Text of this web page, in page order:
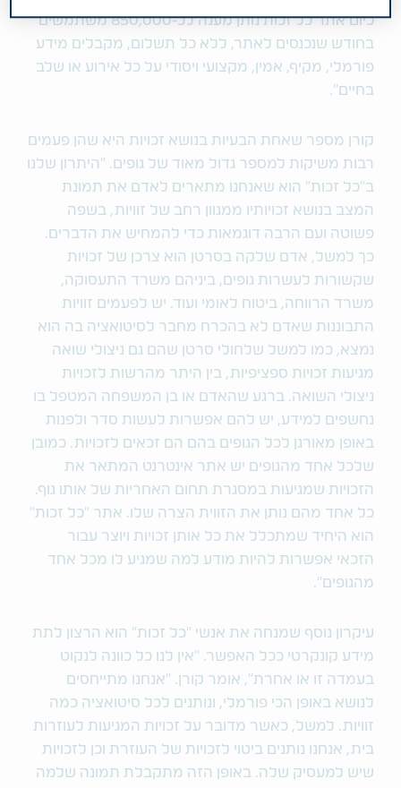
כיום אתר כל זכות נותן מענה לכ-850,000 משתמשים
בחודש שנכנסים לאתר, ללא כל תשלום, מקבלים מידע
פורמלי, מקיף, אמין, מקצועי ויסודי על כל אירוע או שלב
בחיים".
קורן מספר שאחת הבעיות בנושא זכויות היא שהן פעמים
רבות משיקות למספר גדול מאוד של גופים. “היתרון שלנו
ב"כל זכות" הוא שאנחנו מתארים לאדם את תמונת
המצב בנושא זכויותיו ממגוון רחב של זוויות, בשפה
פשוטה ועם הרבה דוגמאות כדי להמחיש את הדברים.
כך למשל, אדם שלקה בסרטן הוא צרכן של זכויות
שקשורות לעשרות גופים, ביניהם משרד התעסוקה,
משרד הרווחה, ביטוח לאומי ועוד. יש לפעמים זוויות
התבוננות שאדם לא בהכרח מחבר לסיטואציה בה הוא
נמצא, כמו למשל שלחולי סרטן שהם גם ניצולי שואה
מגיעות זכויות ספציפיות, בין היתר מהרשות לזכויות
ניצולי השואה. ברגע שהאדם או בן המשפחה המטפל בו
נחשפים למידע, יש להם אפשרות לעשות סדר ולפנות
באופן מאורגן לכל הגופים בהם הם זכאים לזכויות. כמובן
שלכל אחד מהגופים יש אתר אינטרנט המתאר את
הזכויות שמגיעות במסגרת תחום האחריות של אותו גוף.
כל אחד מהם נותן את הזווית הצרה שלו. אתר "כל זכות"
הוא היחיד שמתכלל את כל אותן זכויות ויוצר עבור
הזכאי אפשרות להיות מודע למה שמגיע לו מכל אחד
מהגופים".
עיקרון נוסף שמנחה את אנשי "כל זכות" הוא הרצון לתת
מידע קונקרטי ככל האפשר. “אין לנו כל כוונה לנקוט
בעמדה זו או אחרת", אומר קורן. “אנחנו מתייחסים
לנושא באופן הכי פורמלי, ונותנים לכל סיטואציה כמה
זוויות. למשל, כאשר מדובר על זכויות המגיעות לעוזרות
בית, אנחנו נותנים ביטוי לזכויות של העוזרת וכן לזכויות
שיש למעסיק שלה. באופן הזה מתקבלת תמונה שלמה